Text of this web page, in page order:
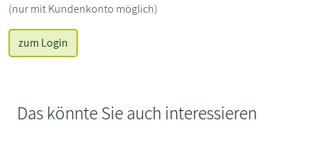
(nur mit Kundenkonto möglich)
zum Login
Das könnte Sie auch interessieren